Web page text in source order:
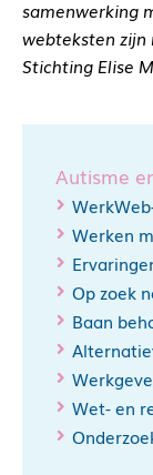
samenwerking
webteksten zijn
Stichting Elise
Autisme
Werken
Op zoek
Baan
Wet- en